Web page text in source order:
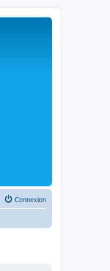
Connexion